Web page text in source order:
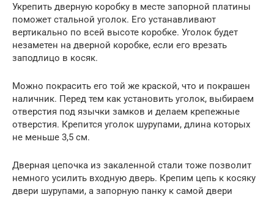
Укрепить дверную коробку в месте запорной платины
поможет стальной уголок. Его устанавливают
вертикально по всей высоте коробке. Уголок будет
незаметен на дверной коробке, если его врезать
заподлицо в косяк.
Можно покрасить его той же краской, что и покрашен
наличник. Перед тем как установить уголок, выбираем
отверстия под язычки замков и делаем крепежные
отверстия. Крепится уголок шурупами, длина которых
не меньше 3,5 см.
Дверная цепочка из закаленной стали тоже позволит
немного усилить входную дверь. Крепим цепь к косяку
двери шурупами, а запорную панку к самой двери